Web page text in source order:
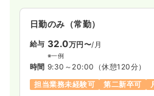
日勤のみ（常勤）
給与 32.0万円〜/月
※一例
時間 9:30～20:00 （休憩120分）
担当業務未経験可
第二新卒可